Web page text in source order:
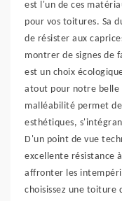
est l'un de ces
pour vos toitures. Sa
de résister aux
montrer de signes de
est un choix
atout pour notre belle
malléabilité permet
esthétiques,
D'un point de vue
excellente résistance
affronter les
choisissez une toiture